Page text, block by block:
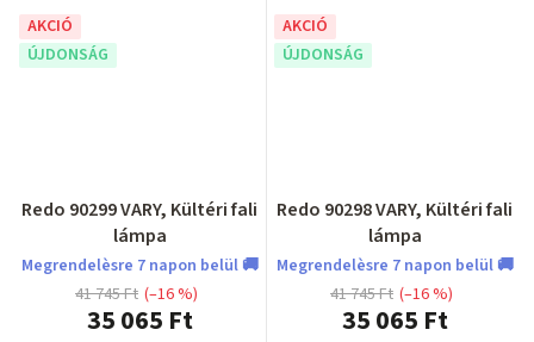
AKCIÓ
ÚJDONSÁG
Redo 90299 VARY, Kültéri fali
lámpa
Megrendelèsre 7 napon belül 🚚
35 065 Ft
41 745 Ft (–16 %)
AKCIÓ
ÚJDONSÁG
Redo 90298 VARY, Kültéri fali
lámpa
Megrendelèsre 7 napon belül 🚚
35 065 Ft
41 745 Ft (–16 %)